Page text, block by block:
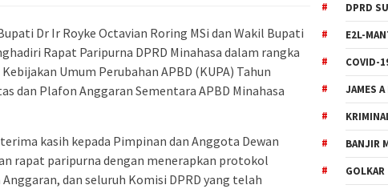
Dr Ir Royke Octavian Roring MSi dan Wakil Bupati
Rapat Paripurna DPRD Minahasa dalam rangka
Umum Perubahan APBD (KUPA) Tahun
dan Plafon Anggaran Sementara APBD Minahasa
kasih kepada Pimpinan dan Anggota Dewan
rapat paripurna dengan menerapkan protokol
dan seluruh Komisi DPRD yang telah
DPRD
E2L-
COVID-
JAMES
BANJIR
GOLKAR